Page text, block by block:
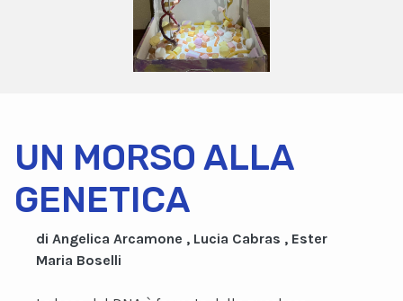
UN MORSO ALLA
GENETICA
di Angelica Arcamone , Lucia Cabras , Ester
Maria Boselli